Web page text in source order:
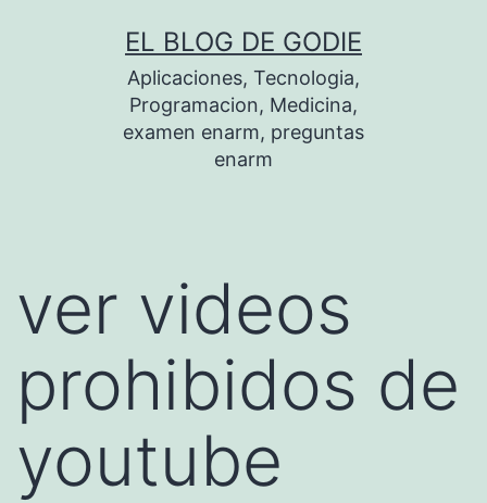
EL BLOG DE GODIE
Aplicaciones, Tecnologia,
Programacion, Medicina,
examen enarm, preguntas
enarm
ver videos
prohibidos de
youtube